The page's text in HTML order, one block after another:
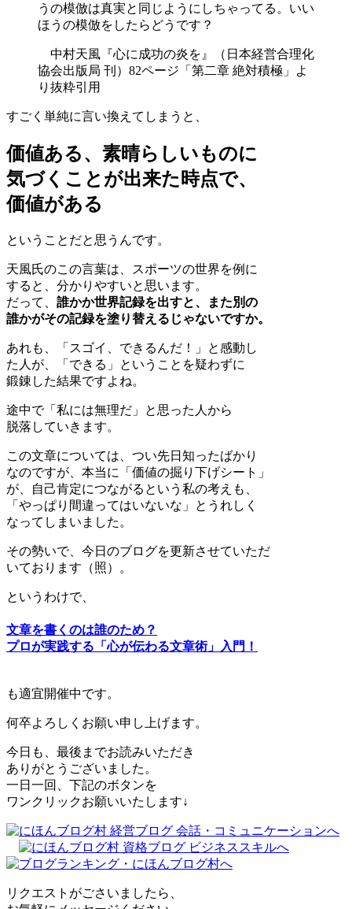
うの模倣は真実と同じようにしちゃってる。いい
ほうの模倣をしたらどうです？
中村天風『心に成功の炎を』（日本経営合理化
協会出版局 刊）82ページ「第二章 絶対積極」よ
り抜粋引用
すごく単純に言い換えてしまうと、
価値ある、素晴らしいものに
気づくことが出来た時点で、
価値がある
ということだと思うんです。
天風氏のこの言葉は、スポーツの世界を例に
すると、分かりやすいと思います。
だって、 誰かか世界記録を出すと、また別の
誰かがその記録を塗り替えるじゃないですか。
あれも、「スゴイ、できるんだ！」と感動し
た人が、「できる」ということを疑わずに
鍛錬した結果ですよね。
途中で「私には無理だ」と思った人から
脱落していきます。
この文章については、つい先日知ったばかり
なのですが、本当に「価値の掘り下げシート」
が、自己肯定につながるという私の考えも、
「やっぱり間違ってはいないな」とうれしく
なってしまいました。
その勢いで、今日のブログを更新させていただ
いております（照）。
というわけで、
文章を書くのは誰のため？
プロが実践する「心が伝わる文章術」入門！
も適宜開催中です。
何卒よろしくお願い申し上げます。
今日も、最後までお読みいただき
ありがとうございました。
一日一回、下記のボタンを
ワンクリックお願いいたします↓
リクエストがごさいましたら、